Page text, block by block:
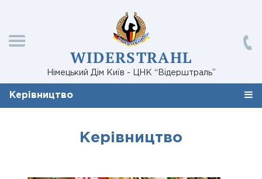
WIDERSTRAHL
Німецький Дім Київ - ЦНК “Відерштраль”
Керівництво
Керівництво